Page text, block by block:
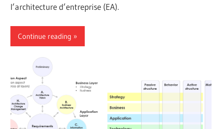
l’architecture d’entreprise (EA).
Continue reading